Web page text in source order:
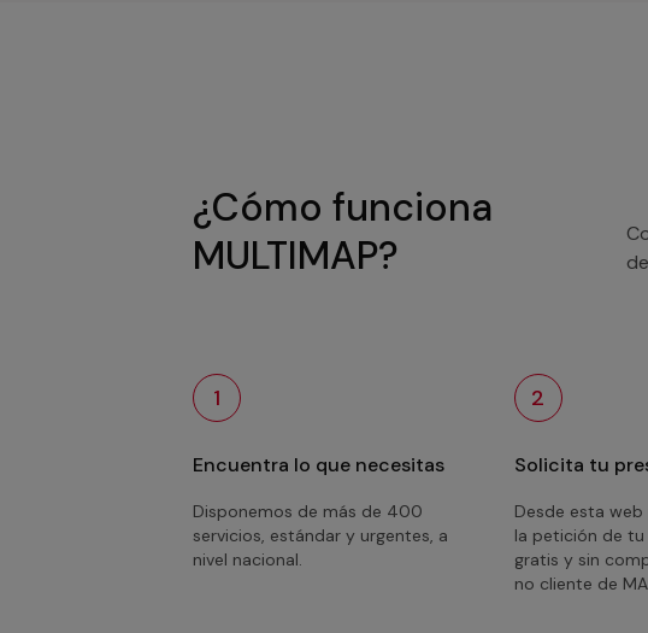
¿Cómo funciona
MULTIMAP?
1
Encuentra lo que necesitas
Disponemos de más de 400
servicios, estándar y urgentes, a
nivel nacional.
2
Solicita tu
Desde esta
la petición de
gratis y sin
no cliente de